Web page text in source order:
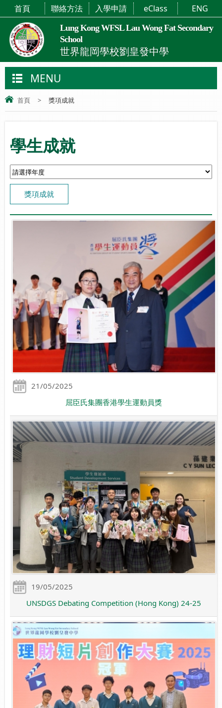
Lung Kong WFSL Lau Wong Fat Secondary
School
世界龍岡學校劉皇發中學
首頁 聯絡方法 入學申請 eClass ENG
MENU
首頁 > 獎項成就
學生成就
獎項成就
21/05/2025
屈臣氏集團香港學生運動員獎
19/05/2025
UNSDGS Debating Competition (Hong Kong) 24-25